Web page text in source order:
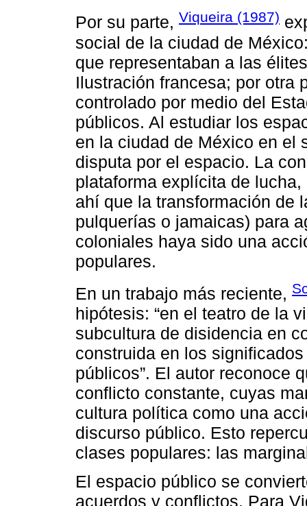
Por su parte, Viqueira (1987)
social de la ciudad de
que representaban a las
Ilustración francesa; por otra
controlado por medio del
públicos. Al estudiar los
en la ciudad de México en el
disputa por el espacio. La
plataforma explícita de
ahí que la transformación de
pulquerías o jamaicas) para
coloniales haya sido una
populares.
En un trabajo más reciente,
hipótesis: “en el teatro de la
subcultura de disidencia en
construida en los
públicos”. El autor reconoce
conflicto constante, cuyas
cultura política como una
discurso público. Esto
clases populares: las
El espacio público se
acuerdos y conflictos. Para